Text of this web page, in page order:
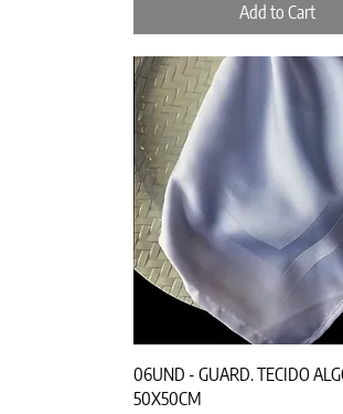
Add to Cart
Quick View
06UND - GUARD. TECIDO
50X50CM